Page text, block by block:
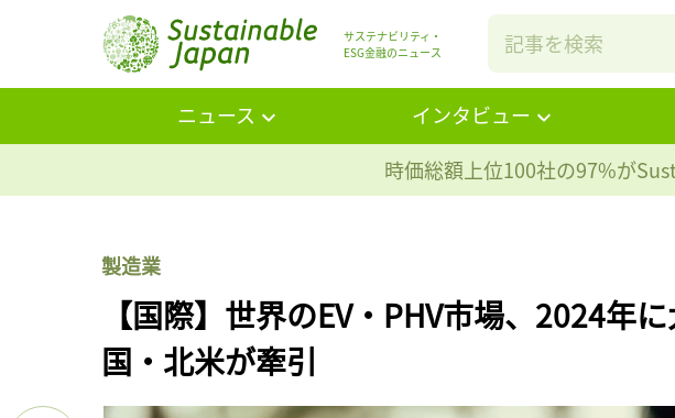
サステナビリティ・
ESG金融のニュース
ニュース インタビュー
時価総額上位100社の97%が
製造業
【国際】世界のEV・PHV市場、2024年
国・北米が牽引